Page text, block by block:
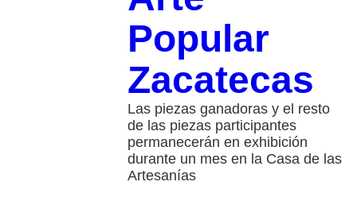
Popular
Zacatecas
Las piezas ganadoras y el resto
de las piezas participantes
permanecerán en exhibición
durante un mes en la Casa de las
Artesanías